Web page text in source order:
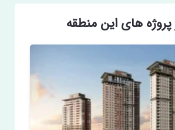
پروژه های این منطقه